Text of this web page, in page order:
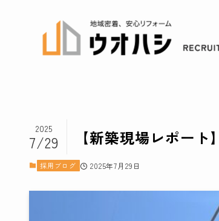
【新築現場レポー
2025
7/29
採用ブログ 2025年7月29日